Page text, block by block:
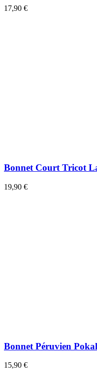
17,90 €
Bonnet Court Tricot
19,90 €
Bonnet Péruvien
15,90 €